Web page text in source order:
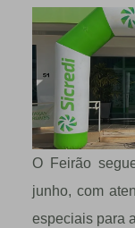
O Feirão
junho, com
especiais para